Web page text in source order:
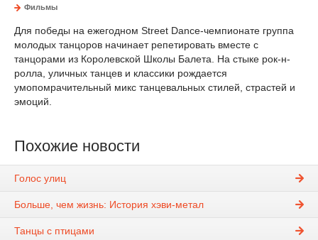
Фильмы
Для победы на ежегодном Street Dance-чемпионате группа
молодых танцоров начинает репетировать вместе с
танцорами из Королевской Школы Балета. На стыке рок-н-
ролла, уличных танцев и классики рождается
умопомрачительный микс танцевальных стилей, страстей и
эмоций.
Похожие новости
Голос улиц
Больше, чем жизнь: История хэви-метал
Танцы с птицами